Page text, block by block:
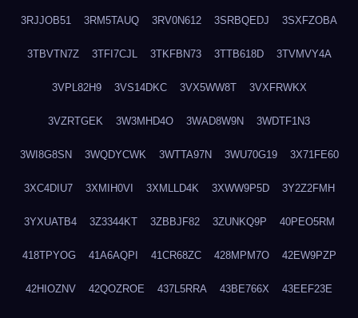
3RJJOB51 3RM5TAUQ 3RV0N612 3SRBQEDJ 3SXFZOBA
3TBVTN7Z 3TFI7CJL 3TKFBN73 3TTB618D 3TVMVY4A
3VPL82H9 3VS14DKC 3VX5WW8T 3VXFRWKX
3VZRTGEK 3W3MHD4O 3WAD8W9N 3WDTF1N3
3WI8G8SN 3WQDYCWK 3WTTA97N 3WU70G19 3X71FE60
3XC4DIU7 3XMIH0VI 3XMLLD4K 3XWW9P5D 3Y2Z2FMH
3YXUATB4 3Z3344KT 3ZBBJF82 3ZUNKQ9P 40PEO5RM
418TPYOG 41A6AQPI 41CR68ZC 428MPM7O 42EW9PZP
42HIOZNV 42QOZROE 437L5RRA 43BE766X 43EEF23E